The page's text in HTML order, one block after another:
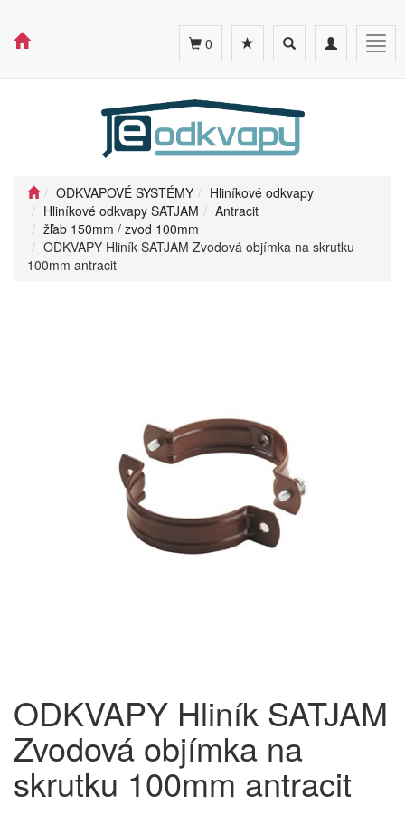
Toggle
navigation
Toggle
search
0
ODKVAPOVÉ SYSTÉMY
Hliníkové odkvapy
Hliníkové odkvapy SATJAM
Antracit
žľab 150mm / zvod 100mm
ODKVAPY Hliník SATJAM Zvodová objímka na skrutku
100mm antracit
ODKVAPY Hliník SATJAM
Zvodová objímka na
skrutku 100mm antracit